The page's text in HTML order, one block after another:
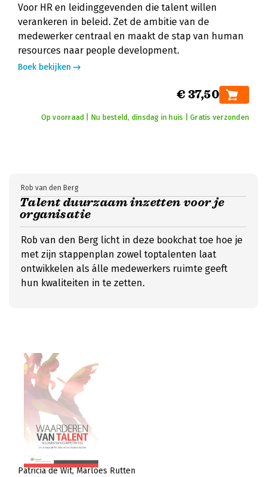
Voor HR en leidinggevenden die talent willen
verankeren in beleid. Zet de ambitie van de
medewerker centraal en maakt de stap van human
resources naar people development.
Boek bekijken
€ 37,50
Op voorraad | Nu besteld, dinsdag in huis | Gratis verzonden
Talent duurzaam inzetten voor je
organisatie
Rob van den Berg
Rob van den Berg licht in deze bookchat toe hoe je
met zijn stappenplan zowel toptalenten laat
ontwikkelen als álle medewerkers ruimte geeft
hun kwaliteiten in te zetten.
Patricia de Wit Marloes Rutten